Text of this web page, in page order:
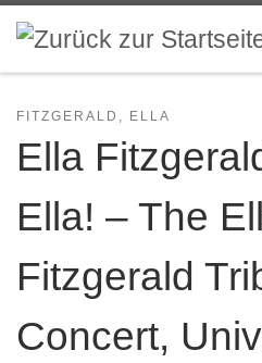
Zum Inhalt springen
FITZGERALD, ELLA
Ella
Ella! – The
Fitzgerald
Concert,